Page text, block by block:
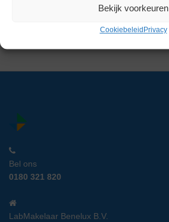
Bekijk voorkeuren
Cookiebeleid Privacy
Bel ons
0180 321 820
LabMakelaar Benelux B.V.